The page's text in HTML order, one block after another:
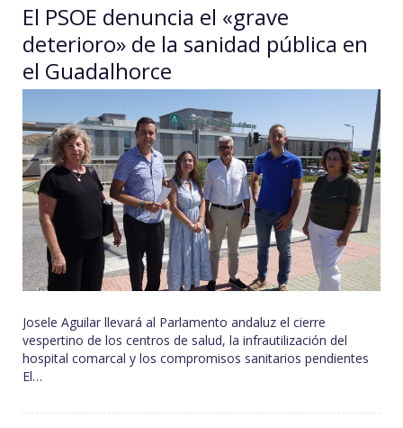
El PSOE denuncia el «grave
deterioro» de la sanidad pública en
el Guadalhorce
Josele Aguilar llevará al Parlamento andaluz el cierre
vespertino de los centros de salud, la infrautilización del
hospital comarcal y los compromisos sanitarios pendientes
El…